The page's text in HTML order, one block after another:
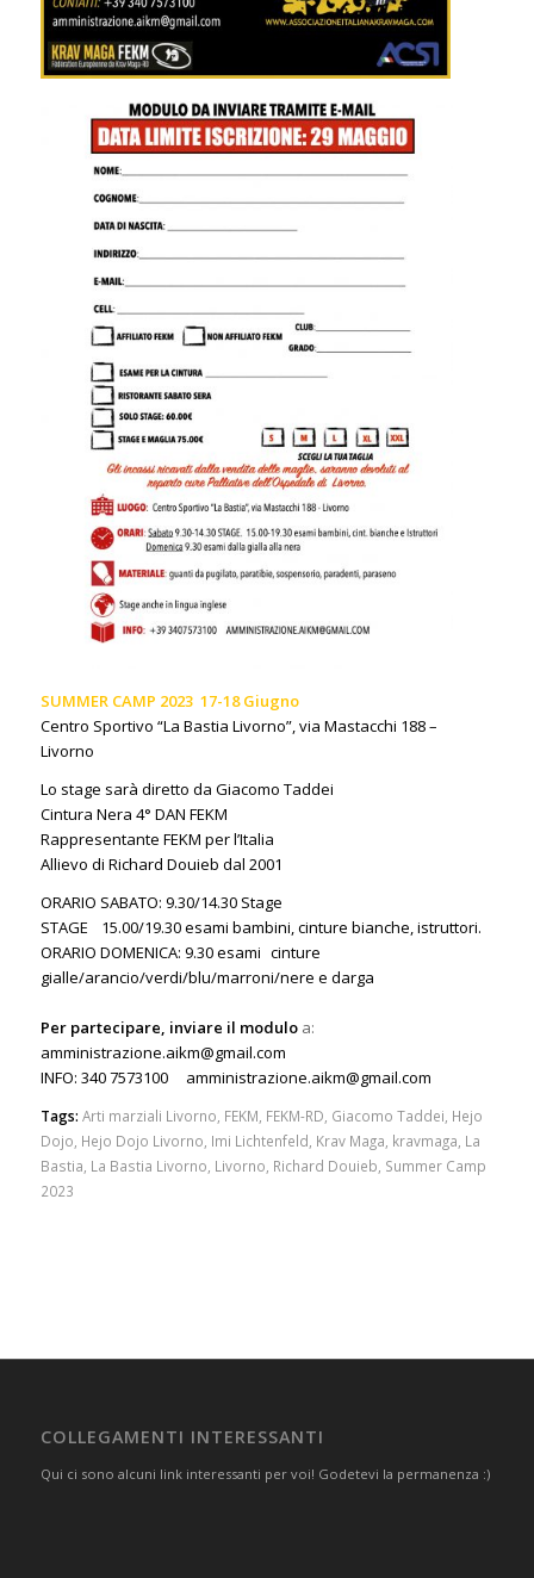
SUMMER CAMP 2023 17-18 Giugno
Centro Sportivo “La Bastia Livorno”, via Mastacchi 188 –
Livorno
Lo stage sarà diretto da Giacomo Taddei
Cintura Nera 4° DAN FEKM
Rappresentante FEKM per l’Italia
Allievo di Richard Douieb dal 2001
ORARIO SABATO: 9.30/14.30 Stage
STAGE 15.00/19.30 esami bambini, cinture bianche, istruttori.
ORARIO DOMENICA: 9.30 esami cinture
gialle/arancio/verdi/blu/marroni/nere e darga
Per partecipare, inviare il moduloa:
amministrazione.aikm@gmail.com
INFO: 340 7573100
amministrazione.aikm@gmail.com
Tags: Arti marziali Livorno FEKM FEKM-RD Giacomo Taddei Hejo
Dojo Hejo Dojo Livorno Imi Lichtenfeld Krav Maga kravmaga La
Bastia La Bastia Livorno Livorno Richard Douieb Summer Camp
2023
COLLEGAMENTI INTERESSANTI
Qui ci sono alcuni link interessanti per voi! Godetevi la permanenza :)